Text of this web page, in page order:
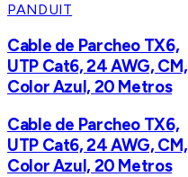
PANDUIT
Cable de Parcheo TX6,
UTP Cat6, 24 AWG, CM,
Color Azul, 20 Metros
Cable de Parcheo TX6,
UTP Cat6, 24 AWG, CM,
Color Azul, 20 Metros